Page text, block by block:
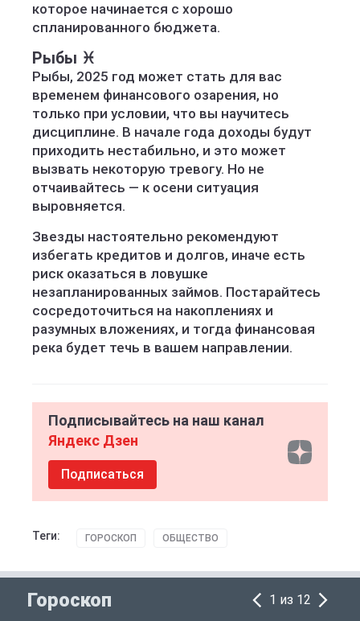
которое начинается с хорошо
спланированного бюджета.
Рыбы ♓️
Рыбы, 2025 год может стать для вас
временем финансового озарения, но
только при условии, что вы научитесь
дисциплине. В начале года доходы будут
приходить нестабильно, и это может
вызвать некоторую тревогу. Но не
отчаивайтесь — к осени ситуация
выровняется.
Звезды настоятельно рекомендуют
избегать кредитов и долгов, иначе есть
риск оказаться в ловушке
незапланированных займов. Постарайтесь
сосредоточиться на накоплениях и
разумных вложениях, и тогда финансовая
река будет течь в вашем направлении.
Подписывайтесь на наш канал
Яндекс Дзен
Подписаться
Теги: ГОРОСКОП ОБЩЕСТВО
Гороскоп 1 из 12